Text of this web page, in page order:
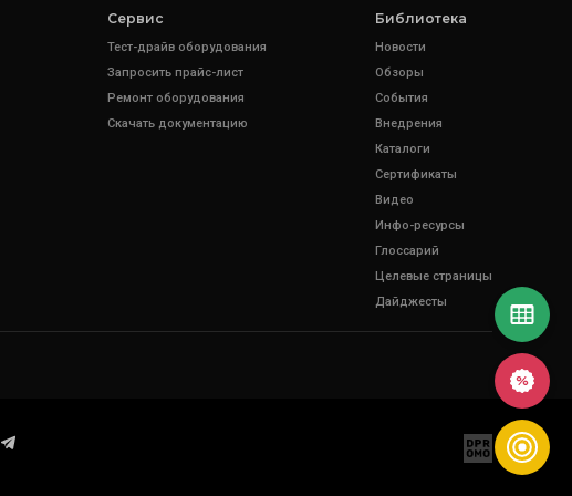
Сервис
Тест-драйв оборудования
Запросить прайс-лист
Ремонт оборудования
Скачать документацию
Библиотека
Новости
Обзоры
События
Внедрения
Каталоги
Сертификаты
Видео
Инфо-ресурсы
Глоссарий
Целевые страницы
Дайджесты